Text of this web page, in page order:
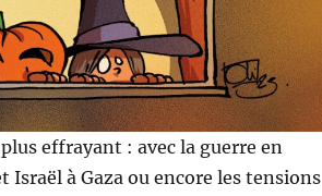
effrayant : avec la guerre en
à Gaza ou encore les tensions